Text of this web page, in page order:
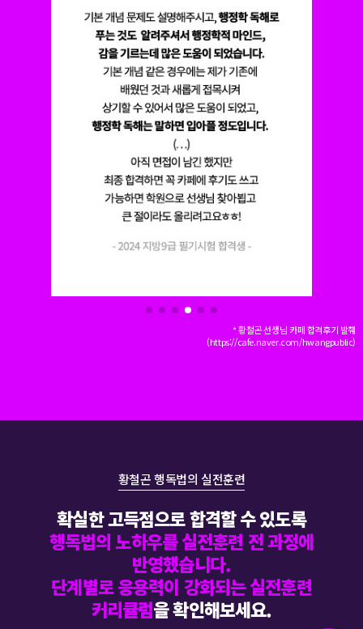
* 황철곤 선생님 카페 합격후기 발췌
(https://cafe.naver.com/hwangpublic)
황철곤 행독법의 실전훈련
확실한 고득점으로 합격할 수 있도록
행독법의 노하우를 실전훈련 전 과정에
반영했습니다.
단계별로 응용력이 강화되는 실전훈련
커리큘럼을 확인해보세요.